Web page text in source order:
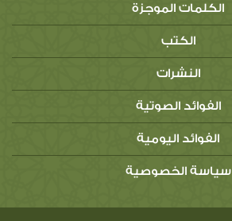
الكلمات الموجزة
الكتب
النشرات
الفوائد الصوتية
الفوائد اليومية
سياسة الخصوصية